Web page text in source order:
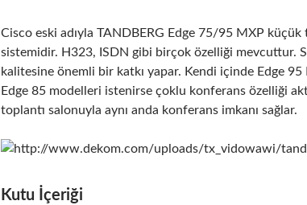
Cisco eski adıyla TANDBERG Edge 75/95 MXP
sistemidir. H323, ISDN gibi birçok özelliği mevcuttur.
kalitesine önemli bir katkı yapar. Kendi içinde Edge
Edge 85 modelleri istenirse çoklu konferans özelliği
toplantı salonuyla aynı anda konferans imkanı sağlar.
Kutu İçeriği